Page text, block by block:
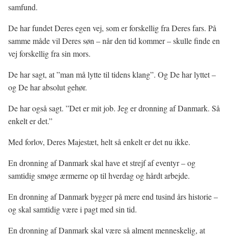
samfund.
De har fundet Deres egen vej, som er forskellig fra Deres fars. På
samme måde vil Deres søn – når den tid kommer – skulle finde en
vej forskellig fra sin mors.
De har sagt, at ”man må lytte til tidens klang”. Og De har lyttet –
og De har absolut gehør.
De har også sagt. ”Det er mit job. Jeg er dronning af Danmark. Så
enkelt er det.”
Med forlov, Deres Majestæt, helt så enkelt er det nu ikke.
En dronning af Danmark skal have et strejf af eventyr – og
samtidig smøge ærmerne op til hverdag og hårdt arbejde.
En dronning af Danmark bygger på mere end tusind års historie –
og skal samtidig være i pagt med sin tid.
En dronning af Danmark skal være så alment menneskelig, at